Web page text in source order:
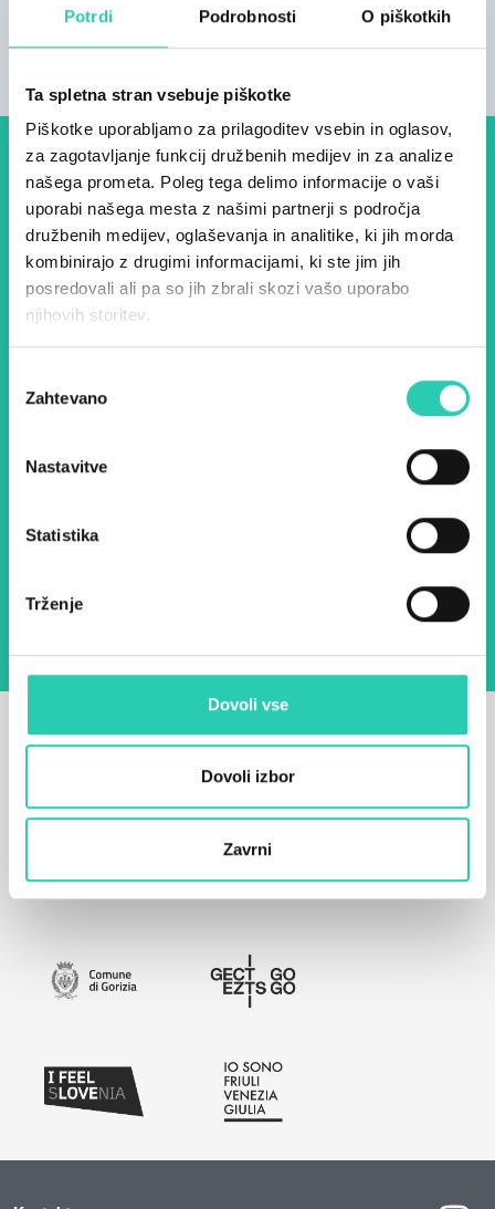
Potrdi Podrobnosti O piškotkih
Ta spletna stran vsebuje piškotke
Piškotke uporabljamo za prilagoditev vsebin in oglasov,
za zagotavljanje funkcij družbenih medijev in za analize
našega prometa. Poleg tega delimo informacije o vaši
uporabi našega mesta z našimi partnerji s področja
družbenih medijev, oglaševanja in analitike, ki jih morda
kombinirajo z drugimi informacijami, ki ste jim jih
posredovali ali pa so jih zbrali skozi vašo uporabo
njihovih storitev.
soglasja
Zahtevano
Nastavitve
Statistika
Trženje
Dovoli vse
Dovoli izbor
Zavrni
Dogodki, članki in zgodbe iz
evropske prestolnice kulture
– prijavite se na naš novičnik
in ostanite na tekočem z
našimi aktivnostmi.
Ime *